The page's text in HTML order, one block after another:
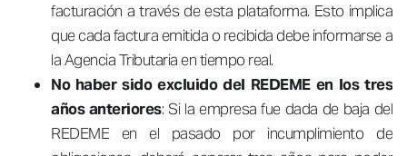
facturación a través de esta plataforma. Esto implica
que cada factura emitida o recibida debe informarse a
la Agencia Tributaria en tiempo real.
No haber sido excluido del REDEME en los tres
años anteriores: Si la empresa fue dada de baja del
REDEME en el pasado por incumplimiento de